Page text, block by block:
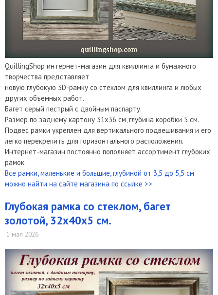
QuillingShop интернет-магазин для квиллинга и бумажного
творчества представляет
новую глубокую 3D-рамку со стеклом для квиллинга и любых
других объемных работ.
Багет серый пестрый с двойным паспарту.
Размер по заднему картону 31х36 см, глубина коробки 5 см.
Подвес рамки укреплен для вертикального подвешивания и его
легко перекрепить для горизонтального расположения.
Интернет-магазин постоянно пополняет ассортимент глубоких
рамок.
Все рамки, маленькие и большие, глубиной от 3,5 до 5,5 см
можно найти на сайте магазина по ссылке >>
Глубокая рамка со стеклом, багет
золотой, 32х40х5 см.
1 мая 2026